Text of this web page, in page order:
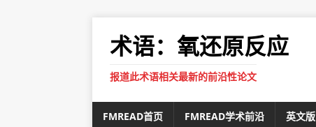
术语：氧还原反应
报道此术语相关最新的前沿性论文
FMREAD首页 FMREAD学术前沿 英文版